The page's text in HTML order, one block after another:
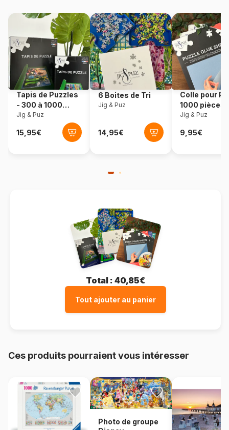
Ravensburger-00460
EAN 4005555004608
Nombre de pièces 1000 pièces
Dimensions 70 x 50 cm
Tapis de Puzzles
- 300 à 1000
pièces
Jig & Puz
6 Boites de Tri
Jig & Puz
Colle pour
1000 pièces
Jig & Puz
Total : 40,85€
Tout ajouter au panier
Ces produits pourraient vous intéresser
Photo de groupe